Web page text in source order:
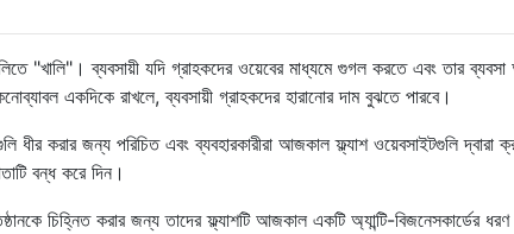
"খালি"। ব্যবসায়ী যদি গ্রাহকদের ওয়েবের মাধ্যমে গুগল করতে এবং তার ব্যবসা
একদিকে রাখলে, ব্যবসায়ী গ্রাহকদের হারানোর দাম বুঝতে পারবে।
ধীর করার জন্য পরিচিত এবং ব্যবহারকারীরা আজকাল ফ্ল্যাশ ওয়েবসাইটগুলি দ্বারা
বন্ধ করে দিন।
চিহ্নিত করার জন্য তাদের ফ্ল্যাশটি আজকাল একটি অ্যান্টি-বিজনেসকার্ডের